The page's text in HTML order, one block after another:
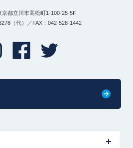
京都立川市高松町1-100-25-5F
（代）／FAX：042-528-1442